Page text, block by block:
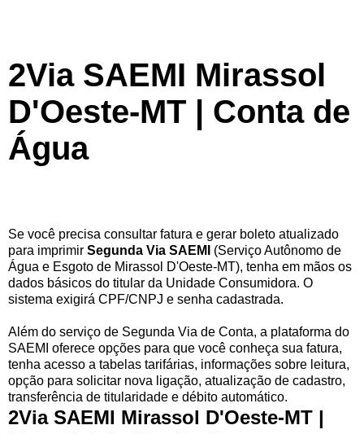
2Via SAEMI Mirassol
D'Oeste-MT | Conta de
Água
Se você precisa consultar fatura e gerar boleto atualizado
para imprimir Segunda Via SAEMI
(Serviço Autônomo de
Água e Esgoto de Mirassol D'Oeste-MT), tenha em mãos os
dados básicos do titular da Unidade Consumidora. O
sistema exigirá CPF/CNPJ e senha cadastrada.
Além do serviço de Segunda Via de Conta, a plataforma do
SAEMI oferece opções para que você conheça sua fatura,
tenha acesso a tabelas tarifárias, informações sobre leitura,
opção para solicitar nova ligação, atualização de cadastro,
transferência de titularidade e débito automático.
2Via SAEMI Mirassol D'Oeste-MT |